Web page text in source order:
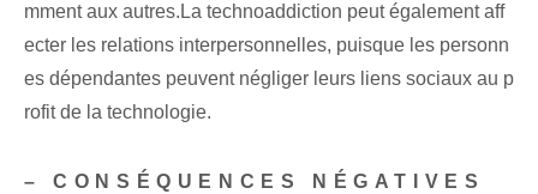
mment aux autres.La technoaddiction peut également aff
ecter les relations interpersonnelles, puisque les personn
es dépendantes peuvent négliger leurs liens sociaux au p
rofit de la technologie.
– CONSÉQUENCES NÉGATIVES